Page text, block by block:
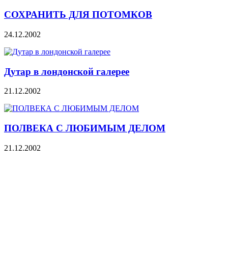
СОХРАНИТЬ ДЛЯ ПОТОМКОВ
24.12.2002
Дутар в лондонской галерее
21.12.2002
ПОЛВЕКА С ЛЮБИМЫМ ДЕЛОМ
21.12.2002